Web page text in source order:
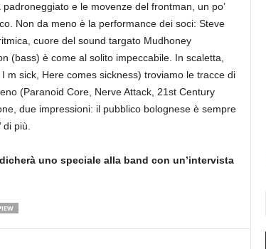
e le movenze del frontman, un po’
Non da meno è la performance dei soci: Steve
cuore del sound targato Mudhoney
(bass) è come al solito impeccabile. In scaletta,
m sick, Here comes sickness) troviamo le tracce di
(Paranoid Core, Nerve Attack, 21st Century
due impressioni: il pubblico bolognese è sempre
più.
uno speciale alla band con un’intervista